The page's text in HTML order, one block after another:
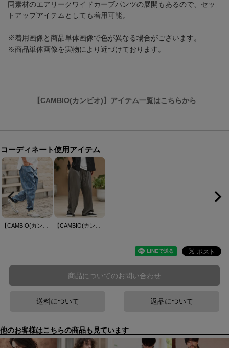
同素材のエアリークワイドカーブパンツの展開もあるので、セッ
トアップアイテムとしても着用可能。
※着用画像と商品単体画像で色が異なる場合がございます。
※商品単体画像を実物により近づけております。
【CAMBIO(カンビオ)】アイテム一覧はこちらから
コーディネート使用アイテム
商品についてのお問い合わせ
送料について 返品について
他のお客様はこちらの商品も見ています